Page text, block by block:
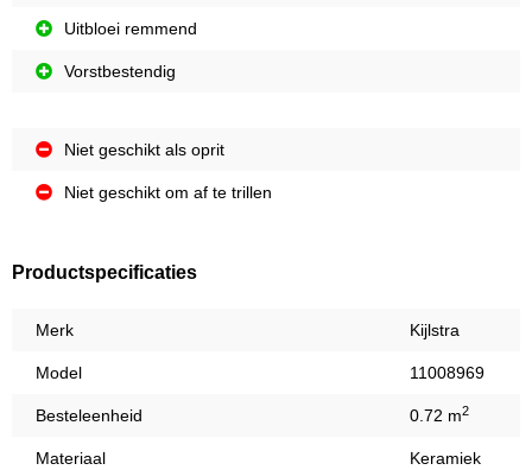
Uitbloei remmend
Vorstbestendig
Niet geschikt als oprit
Niet geschikt om af te trillen
Productspecificaties
Merk Kijlstra
Model 11008969
Besteleenheid 0.72 m2
Materiaal Keramiek